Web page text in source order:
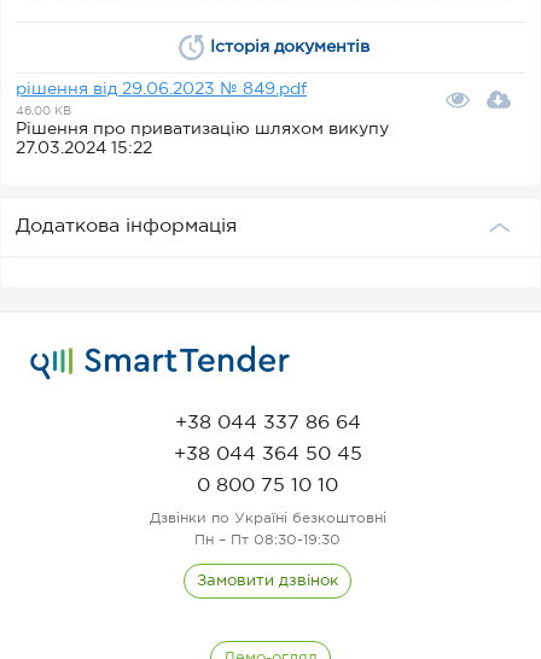
Історія документів
рішення від 29.06.2023 № 849.pdf
46.00 KB
Рішення про приватизацію шляхом викупу
27.03.2024 15:22
Додаткова інформація
+38 044 337 86 64
+38 044 364 50 45
0 800 75 10 10
Дзвінки по Україні безкоштовні
Пн – Пт 08:30-19:30
Замовити дзвінок